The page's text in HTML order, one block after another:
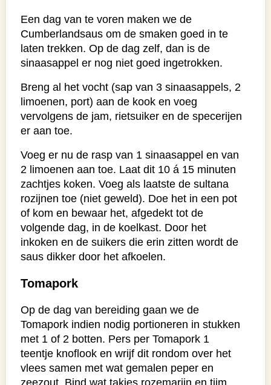
Een dag van te voren maken we de
Cumberlandsaus om de smaken goed in te
laten trekken. Op de dag zelf, dan is de
sinaasappel er nog niet goed ingetrokken.
Breng al het vocht (sap van 3 sinaasappels, 2
limoenen, port) aan de kook en voeg
vervolgens de jam, rietsuiker en de specerijen
er aan toe.
Voeg er nu de rasp van 1 sinaasappel en van
2 limoenen aan toe. Laat dit 10 á 15 minuten
zachtjes koken. Voeg als laatste de sultana
rozijnen toe (niet geweld). Doe het in een pot
of kom en bewaar het, afgedekt tot de
volgende dag, in de koelkast. Door het
inkoken en de suikers die erin zitten wordt de
saus dikker door het afkoelen.
Tomapork
Op de dag van bereiding gaan we de
Tomapork indien nodig portioneren in stukken
met 1 of 2 botten. Pers per Tomapork 1
teentje knoflook en wrijf dit rondom over het
vlees samen met wat gemalen peper en
zeezout. Bind wat takjes rozemarijn en tijm